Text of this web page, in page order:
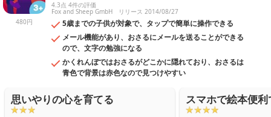
480円
4.3点 4件の評価
Fox and Sheep GmbH リリース 2014/08/27
5歳までの子供が対象で、タップで簡単に操作できる
メール機能があり、おさるにメールを送ることができる
ので、文字の勉強になる
かくれんぼではおさるがどこかに隠れており、おさるは
青色で背景は赤色なので見つけやすい
思いやりの心を育てる スマホで絵本便利